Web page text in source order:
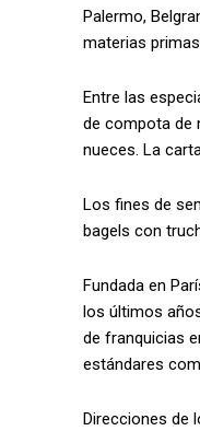
Palermo,
materias
Entre las
de compota de
nueces. La
Los fines de
bagels con
Fundada en
los últimos
de franquicias
estándares
Direcciones de